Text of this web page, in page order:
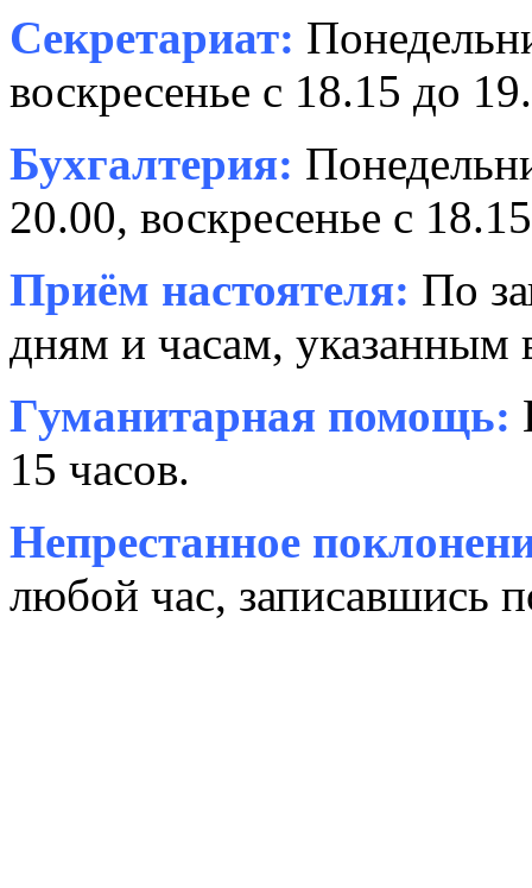
Секретариат:
воскресенье с 18.15 до
Бухгалтерия:
20.00, воскресенье с
Приём настоятеля: По
дням и часам, указанным
Гуманитарная помощь:
15 часов.
Непрестанное
любой час, записавшись